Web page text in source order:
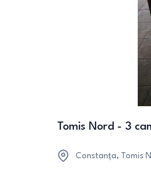
Tomis Nord - 3
Constanța, Tomis